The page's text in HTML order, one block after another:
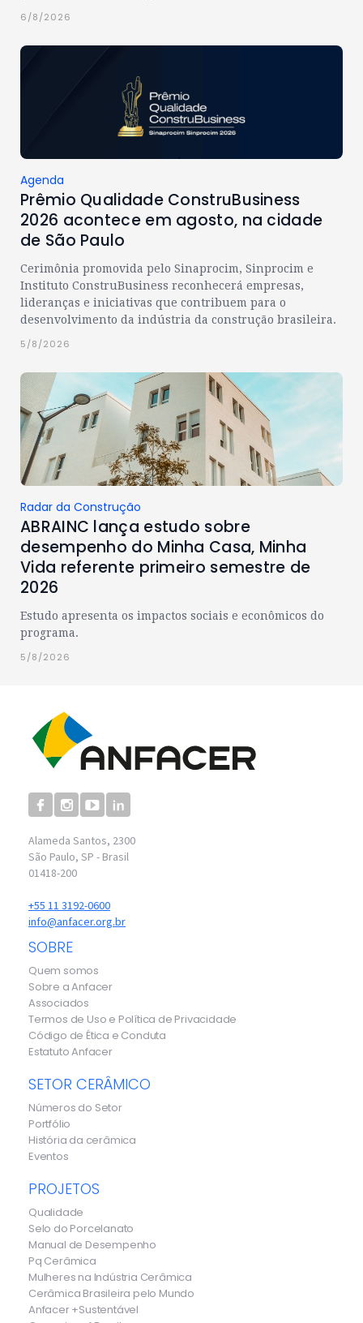
6/8/2026
Agenda
Prêmio Qualidade ConstruBusiness
2026 acontece em agosto, na cidade
de São Paulo
Cerimônia promovida pelo Sinaprocim, Sinprocim e
Instituto ConstruBusiness reconhecerá empresas,
lideranças e iniciativas que contribuem para o
desenvolvimento da indústria da construção brasileira.
5/8/2026
Radar da Construção
ABRAINC lança estudo sobre
desempenho do Minha Casa, Minha
Vida referente primeiro semestre de
2026
Estudo apresenta os impactos sociais e econômicos do
programa.
5/8/2026
Alameda Santos, 2300
São Paulo, SP - Brasil
01418-200
+55 11 3192-0600
info@anfacer.org.br
SOBRE
Quem somos
Sobre a Anfacer
Associados
Termos de Uso e Política de Privacidade
Código de Ética e Conduta
Estatuto Anfacer
SETOR CERÂMICO
Números do Setor
Portfólio
História da cerâmica
Eventos
PROJETOS
Qualidade
Selo do Porcelanato
Manual de Desempenho
Pq Cerâmica
Mulheres na Indústria Cerâmica
Cerâmica Brasileira pelo Mundo
Anfacer +Sustentável